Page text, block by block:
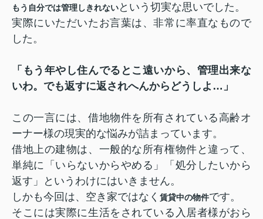
もう自分では管理しきれないという切実な思いでした。
実際にいただいたお言葉は、非常に率直なもので
した。
「もう年やし住んでるとこ遠いから、管理出来な
いわ。でも返すに返されへんからどうしよ…」
この一言には、借地物件を所有されている高齢オ
ーナー様の現実的な悩みが詰まっています。
借地上の建物は、一般的な所有権物件と違って、
単純に「いらないからやめる」「処分したいから
返す」というわけにはいきません。
しかも今回は、空き家ではなく 賃貸中の物件です。
そこには実際に生活をされている入居者様がおら